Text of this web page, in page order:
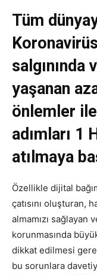
Tüm
salgınında
yaşanan
önlemler
adımları 1
atılmaya
Özellikle dijital
çatısını oluşturan,
almamızı sağlayan
korunmasında
dikkat edilmesi
bu sorunlara